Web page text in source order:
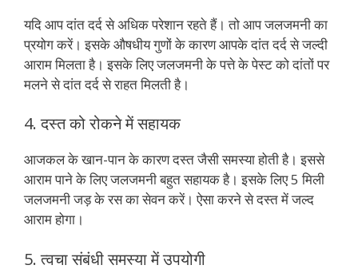
यदि आप दांत दर्द से अधिक परेशान रहते हैं। तो आप जलजमनी का
प्रयोग करें। इसके औषधीय गुणों के कारण आपके दांत दर्द से जल्दी
आराम मिलता है। इसके लिए जलजमनी के पत्ते के पेस्ट को दांतों पर
मलने से दांत दर्द से राहत मिलती है।
4. दस्त को रोकने में सहायक
आजकल के खान-पान के कारण दस्त जैसी समस्या होती है। इससे
आराम पाने के लिए जलजमनी बहुत सहायक है। इसके लिए 5 मिली
जलजमनी जड़ के रस का सेवन करें। ऐसा करने से दस्त में जल्द
आराम होगा।
5. त्वचा संबंधी समस्या में उपयोगी